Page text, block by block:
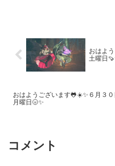
おはよ
土曜日
おはようございます🐸☀️✨６月３
月曜日🌝✨
コメント